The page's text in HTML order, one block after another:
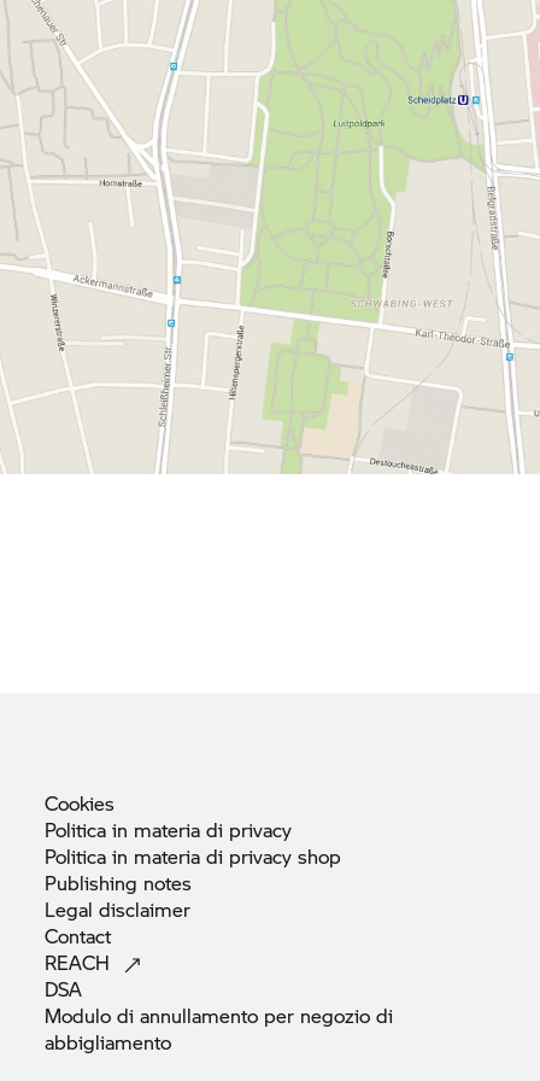
Cookies
Politica in materia di privacy
Politica in materia di privacy shop
Publishing notes
Legal disclaimer
Contact
REACH
DSA
Modulo di annullamento per negozio di
abbigliamento